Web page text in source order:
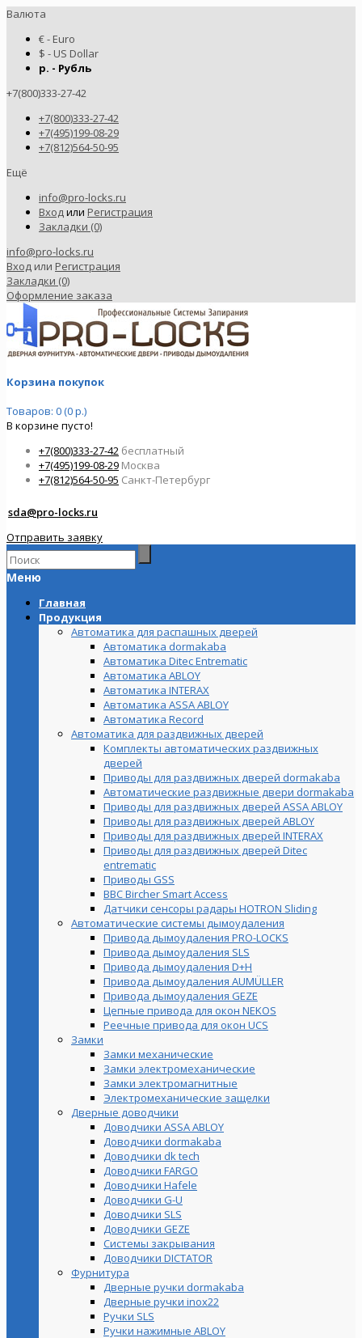
Валюта
€ - Euro
$ - US Dollar
р. - Рубль
+7(800)333-27-42
+7(800)333-27-42
+7(495)199-08-29
+7(812)564-50-95
Ещё
info@pro-locks.ru
Входили Регистрация
Закладки (0)
info@pro-locks.ru
Вход или Регистрация
Закладки (0)
Оформление заказа
Корзина покупок
Товаров: 0 (0 р.)
В корзине пусто!
+7(800)333-27-42 бесплатный
+7(495)199-08-29 Москва
+7(812)564-50-95 Санкт-Петербург
sda@pro-locks.ru
Отправить заявку
Меню
Главная
Продукция
Автоматика для распашных дверей
Автоматика dormakaba
Автоматика Ditec Entrematic
Автоматика ABLOY
Автоматика INTERAX
Автоматика ASSA ABLOY
Автоматика Record
Автоматика для раздвижных дверей
Комплекты автоматических раздвижных
дверей
Приводы для раздвижных дверей dormakaba
Автоматические раздвижные двери dormakaba
Приводы для раздвижных дверей ASSA ABLOY
Приводы для раздвижных дверей ABLOY
Приводы для раздвижных дверей INTERAX
Приводы для раздвижных дверей Ditec
entrematic
Приводы GSS
BBC Bircher Smart Access
Датчики сенсоры радары HOTRON Sliding
Автоматические системы дымоудаления
Привода дымоудаления PRO-LOCKS
Привода дымоудаления SLS
Привода дымоудаления D+H
Привода дымоудаления AUMÜLLER
Привода дымоудаления GEZE
Цепные привода для окон NEKOS
Реечные привода для окон UСS
Замки
Замки механические
Замки электромеханические
Замки электромагнитные
Электромеханические защелки
Дверные доводчики
Доводчики ASSA ABLOY
Доводчики dormakaba
Доводчики dk tech
Доводчики FARGO
Доводчики Hafele
Доводчики G-U
Доводчики SLS
Доводчики GEZE
Cистемы закрывания
Доводчики DICTATOR
Фурнитура
Дверные ручки dormakaba
Дверные ручки inox22
Ручки SLS
Ручки нажимные ABLOY